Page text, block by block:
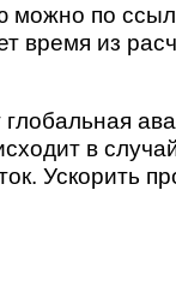
можно по
время из
в
Ускорить